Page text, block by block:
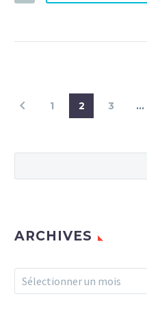
1 2 3 …
ARCHIVES
Archives
Sélectionner un mois